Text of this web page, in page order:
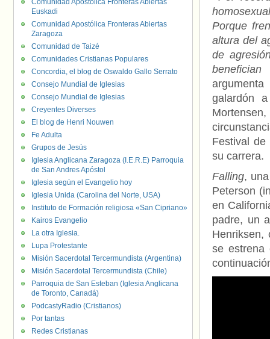
Porque
altura del
de
galardón
Festival
su carrera.
Falling,
Peterson
en
padre, un
Henriksen,
se estrena
Comunidad Apostólica Fronteras Abiertas
Euskadi
Comunidad Apostólica Fronteras Abiertas
Zaragoza
Comunidad de Taizé
Comunidades Cristianas Populares
Concordia, el blog de Oswaldo Gallo Serrato
Consejo Mundial de Iglesias
Consejo Mundial de Iglesias
Creyentes Diverses
El blog de Henri Nouwen
Fe Adulta
Grupos de Jesús
Iglesia Anglicana Zaragoza (I.E.R.E) Parroquia
de San Andres Apóstol
Iglesia según el Evangelio hoy
Iglesia Unida (Carolina del Norte, USA)
Instituto de Formación religiosa «San Cipriano»
Kairos Evangelio
La otra Iglesia.
Lupa Protestante
Misión Sacerdotal Tercermundista (Argentina)
Misión Sacerdotal Tercermundista (Chile)
Parroquia de San Esteban (Iglesia Anglicana
de Toronto, Canadá)
PodcastyRadio (Cristianos)
Por tantas
Redes Cristianas